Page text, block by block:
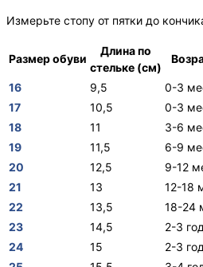
Измерьте стопу от пятки до
Размер обуви
Длина по
стельке (см)
16 9,5
0-3
17
10,5
0-3
18
11
3-6
19
11,5
6-9
20
12,5
9-12
21
13
12-18
22
13,5
18-24
23
14,5
2-3
24
15
2-3